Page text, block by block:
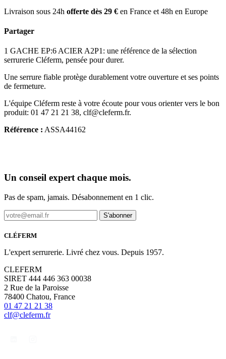
Livraison sous 24h offerte dès 29 € en France et 48h en Europe
Partager
1 GACHE EP:6 ACIER A2P1: une référence de la sélection
serrurerie Cléferm, pensée pour durer.
Une serrure fiable protège durablement votre ouverture et ses points
de fermeture.
L'équipe Cléferm reste à votre écoute pour vous orienter vers le bon
produit: 01 47 21 21 38, clf@cleferm.fr.
Référence : ASSA44162
Un conseil expert chaque mois.
Pas de spam, jamais. Désabonnement en 1 clic.
S'abonner
CLÉFERM
L'expert serrurerie. Livré chez vous. Depuis 1957.
CLEFERM
SIRET 444 446 363 00038
2 Rue de la Paroisse
78400 Chatou, France
01 47 21 21 38
clf@cleferm.fr